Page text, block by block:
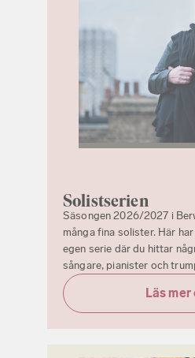
Solistserien
Säsongen 2026/2027 i
många fina solister. Här
egen serie där du hittar
sångare, pianister och
Läs